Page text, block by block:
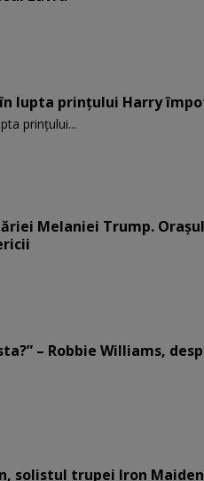
în lupta prinţului Harry
prinţului...
Melaniei Trump.
– Robbie Williams,
solistul trupei Iron